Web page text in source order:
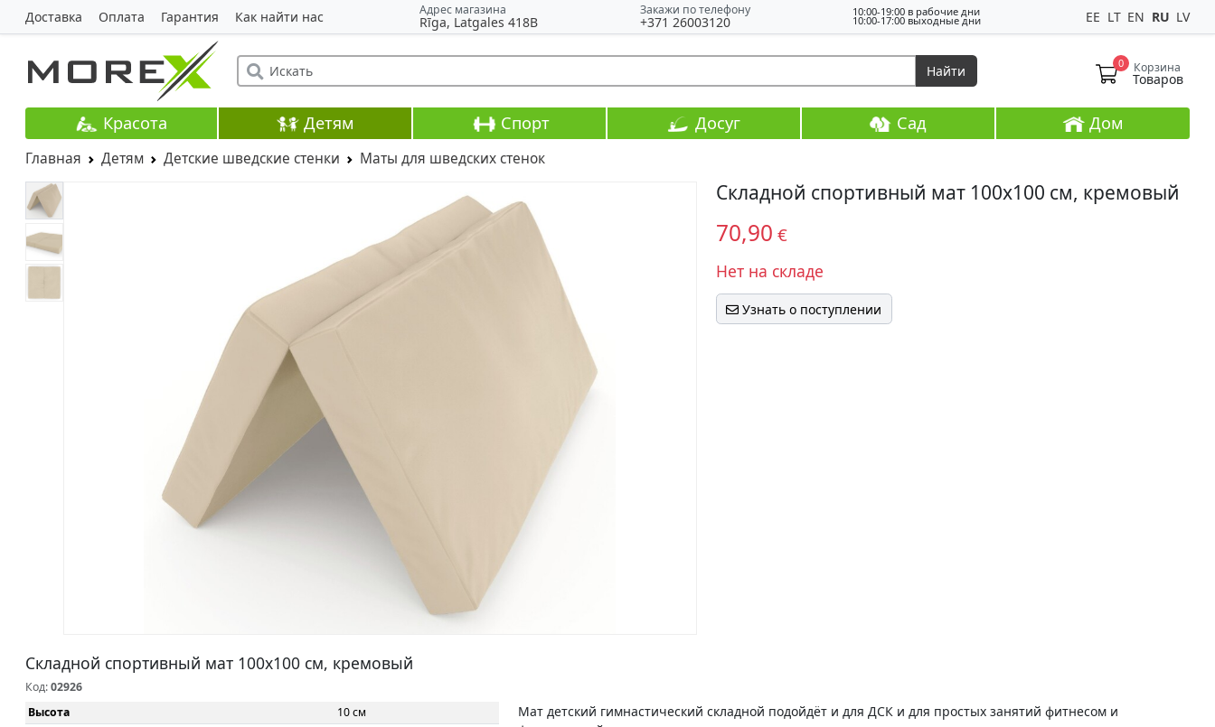
Доставка Оплата Гарантия Как найти нас Адрес магазина
Rīga, Latgales 418B
Закажи по телефону
+371 26003120
10:00-19:00 в рабочие дни
10:00-17:00 выходные дни EE LT EN RU LV
0 Корзина
Товаров
Найти
Красота Детям Спорт Досуг Сад Дом
Главная Детям Детские шведские стенки Маты для шведских стенок
Складной спортивный мат 100x100 см, кремовый
70,90 €
Нет на складе
Узнать о поступлении
Складной спортивный мат 100x100 см, кремовый
Код:02926
Высота
10 см
Мат детский гимнастический складной подойдёт и для ДСК и для простых занятий фитнесом и